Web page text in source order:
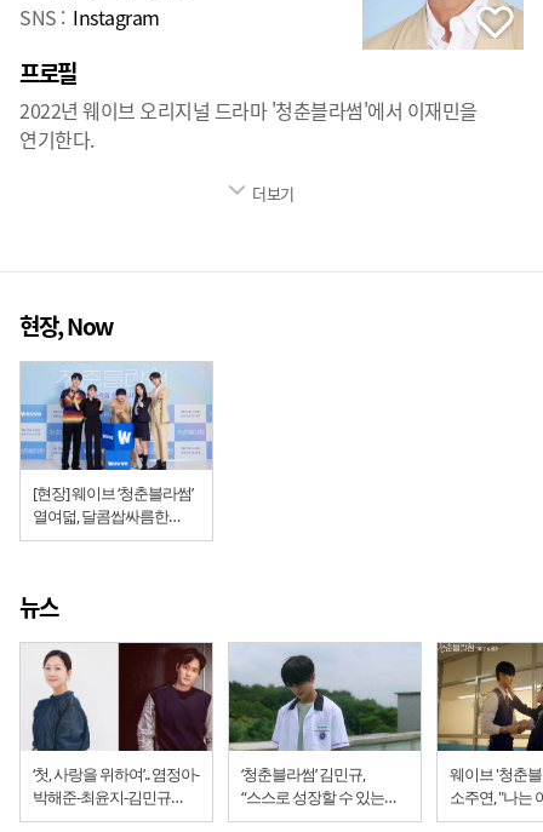
SNS : Instagram
프로필
2022년 웨이브 오리지널 드라마 '청춘블라썸'에서 이재민을
연기한다.
더보기
현장, Now
[현장] 웨이브 ‘청춘블라썸’
열여덟, 달콤쌉싸름한
로맨스
뉴스
‘첫, 사랑을 위하여’.. 염정아-
박해준-최윤지-김민규
캐스팅
‘청춘블라썸’ 김민규,
“스스로 성장할 수 있는
디딤돌 같은 작품”
웨이브 '청춘
소주연, "나는
시간 속에 살